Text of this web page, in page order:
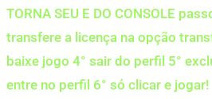
TORNA SEU E DO CONSOLE
transfere a licença na opção
baixe jogo 4° sair do perfil 5°
entre no perfil 6° só clicar e jogar!